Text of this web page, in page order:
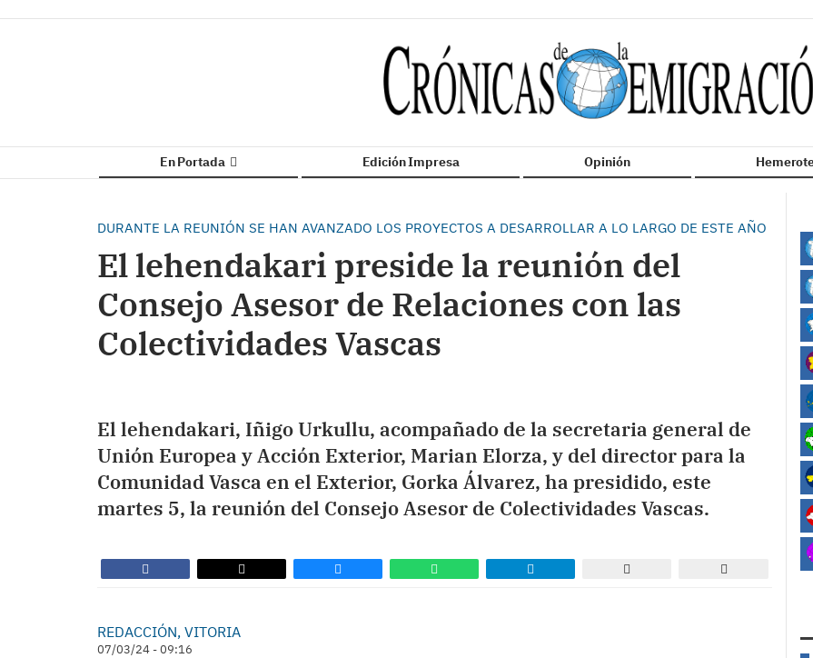
En Portada Edición Impresa Opinión
DURANTE LA REUNIÓN SE HAN AVANZADO LOS PROYECTOS A DESARROLLAR A LO LARGO DE ESTE AÑO
El lehendakari preside la reunión del
Consejo Asesor de Relaciones con las
Colectividades Vascas
El lehendakari, Iñigo Urkullu, acompañado de la secretaria general de
Unión Europea y Acción Exterior, Marian Elorza, y del director para la
Comunidad Vasca en el Exterior, Gorka Álvarez, ha presidido, este
martes 5, la reunión del Consejo Asesor de Colectividades Vascas.
REDACCIÓN, VITORIA
07/03/24 - 09:16